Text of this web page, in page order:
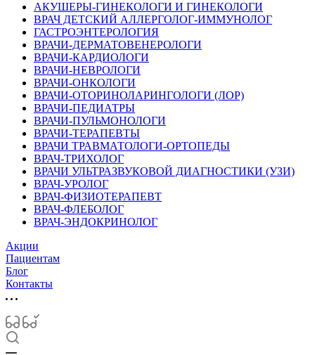
АКУШЕРЫ-ГИНЕКОЛОГИ И ГИНЕКОЛОГИ
ВРАЧ ДЕТСКИЙ АЛЛЕРГОЛОГ-ИММУНОЛОГ
ГАСТРОЭНТЕРОЛОГИЯ
ВРАЧИ-ДЕРМАТОВЕНЕРОЛОГИ
ВРАЧИ-КАРДИОЛОГИ
ВРАЧИ-НЕВРОЛОГИ
ВРАЧИ-ОНКОЛОГИ
ВРАЧИ-ОТОРИНОЛАРИНГОЛОГИ (ЛОР)
ВРАЧИ-ПЕДИАТРЫ
ВРАЧИ-ПУЛЬМОНОЛОГИ
ВРАЧИ-ТЕРАПЕВТЫ
ВРАЧИ ТРАВМАТОЛОГИ-ОРТОПЕДЫ
ВРАЧ-ТРИХОЛОГ
ВРАЧИ УЛЬТРАЗВУКОВОЙ ДИАГНОСТИКИ (УЗИ)
ВРАЧ-УРОЛОГ
ВРАЧ-ФИЗИОТЕРАПЕВТ
ВРАЧ-ФЛЕБОЛОГ
ВРАЧ-ЭНДОКРИНОЛОГ
Акции
Пациентам
Блог
Контакты